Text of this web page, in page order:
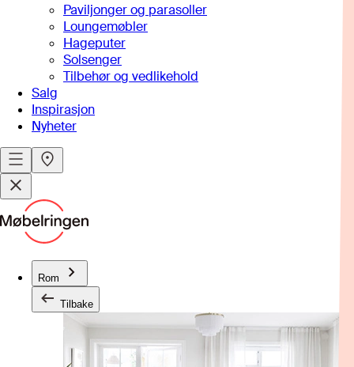
Paviljonger og parasoller
Loungemøbler
Hageputer
Solsenger
Tilbehør og vedlikehold
Salg
Inspirasjon
Nyheter
Rom
Tilbake